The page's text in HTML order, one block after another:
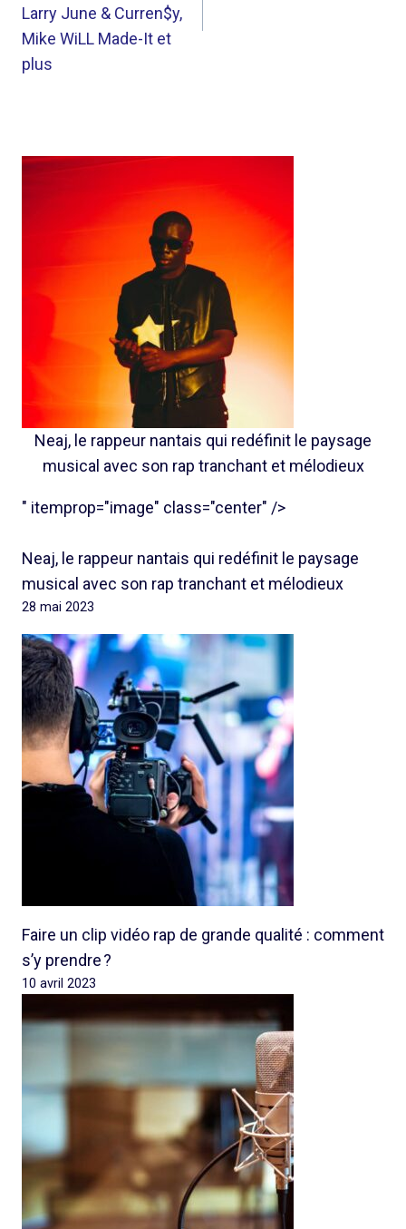
Larry June & Curren$y,
Mike WiLL Made-It et
plus
Neaj, le rappeur nantais qui redéfinit le paysage
musical avec son rap tranchant et mélodieux
" itemprop="image" class="center" />
Neaj, le rappeur nantais qui redéfinit le paysage
musical avec son rap tranchant et mélodieux
28 mai 2023
Faire un clip vidéo rap de grande qualité : comment
s’y prendre ?
10 avril 2023